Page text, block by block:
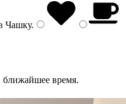
Чашку.
время.